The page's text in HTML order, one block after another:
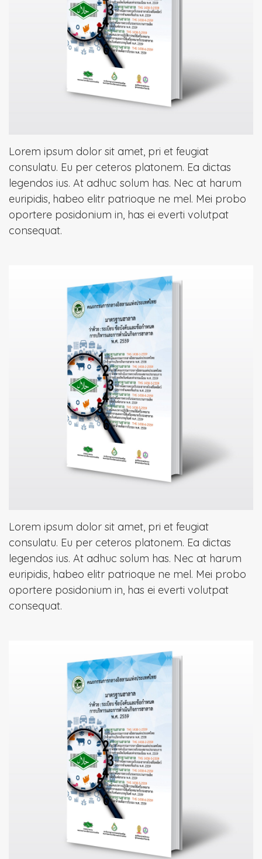
Lorem ipsum dolor sit amet, pri et feugiat
consulatu. Eu per ceteros platonem. Ea dictas
legendos ius. At adhuc solum has. Nec at harum
euripidis, habeo elitr patrioque ne mel. Mei probo
oportere posidonium in, has ei everti volutpat
consequat.
Lorem ipsum dolor sit amet, pri et feugiat
consulatu. Eu per ceteros platonem. Ea dictas
legendos ius. At adhuc solum has. Nec at harum
euripidis, habeo elitr patrioque ne mel. Mei probo
oportere posidonium in, has ei everti volutpat
consequat.